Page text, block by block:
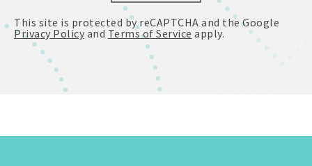
This site is protected by reCAPTCHA and the Google
Privacy Policy and Terms of Service apply.